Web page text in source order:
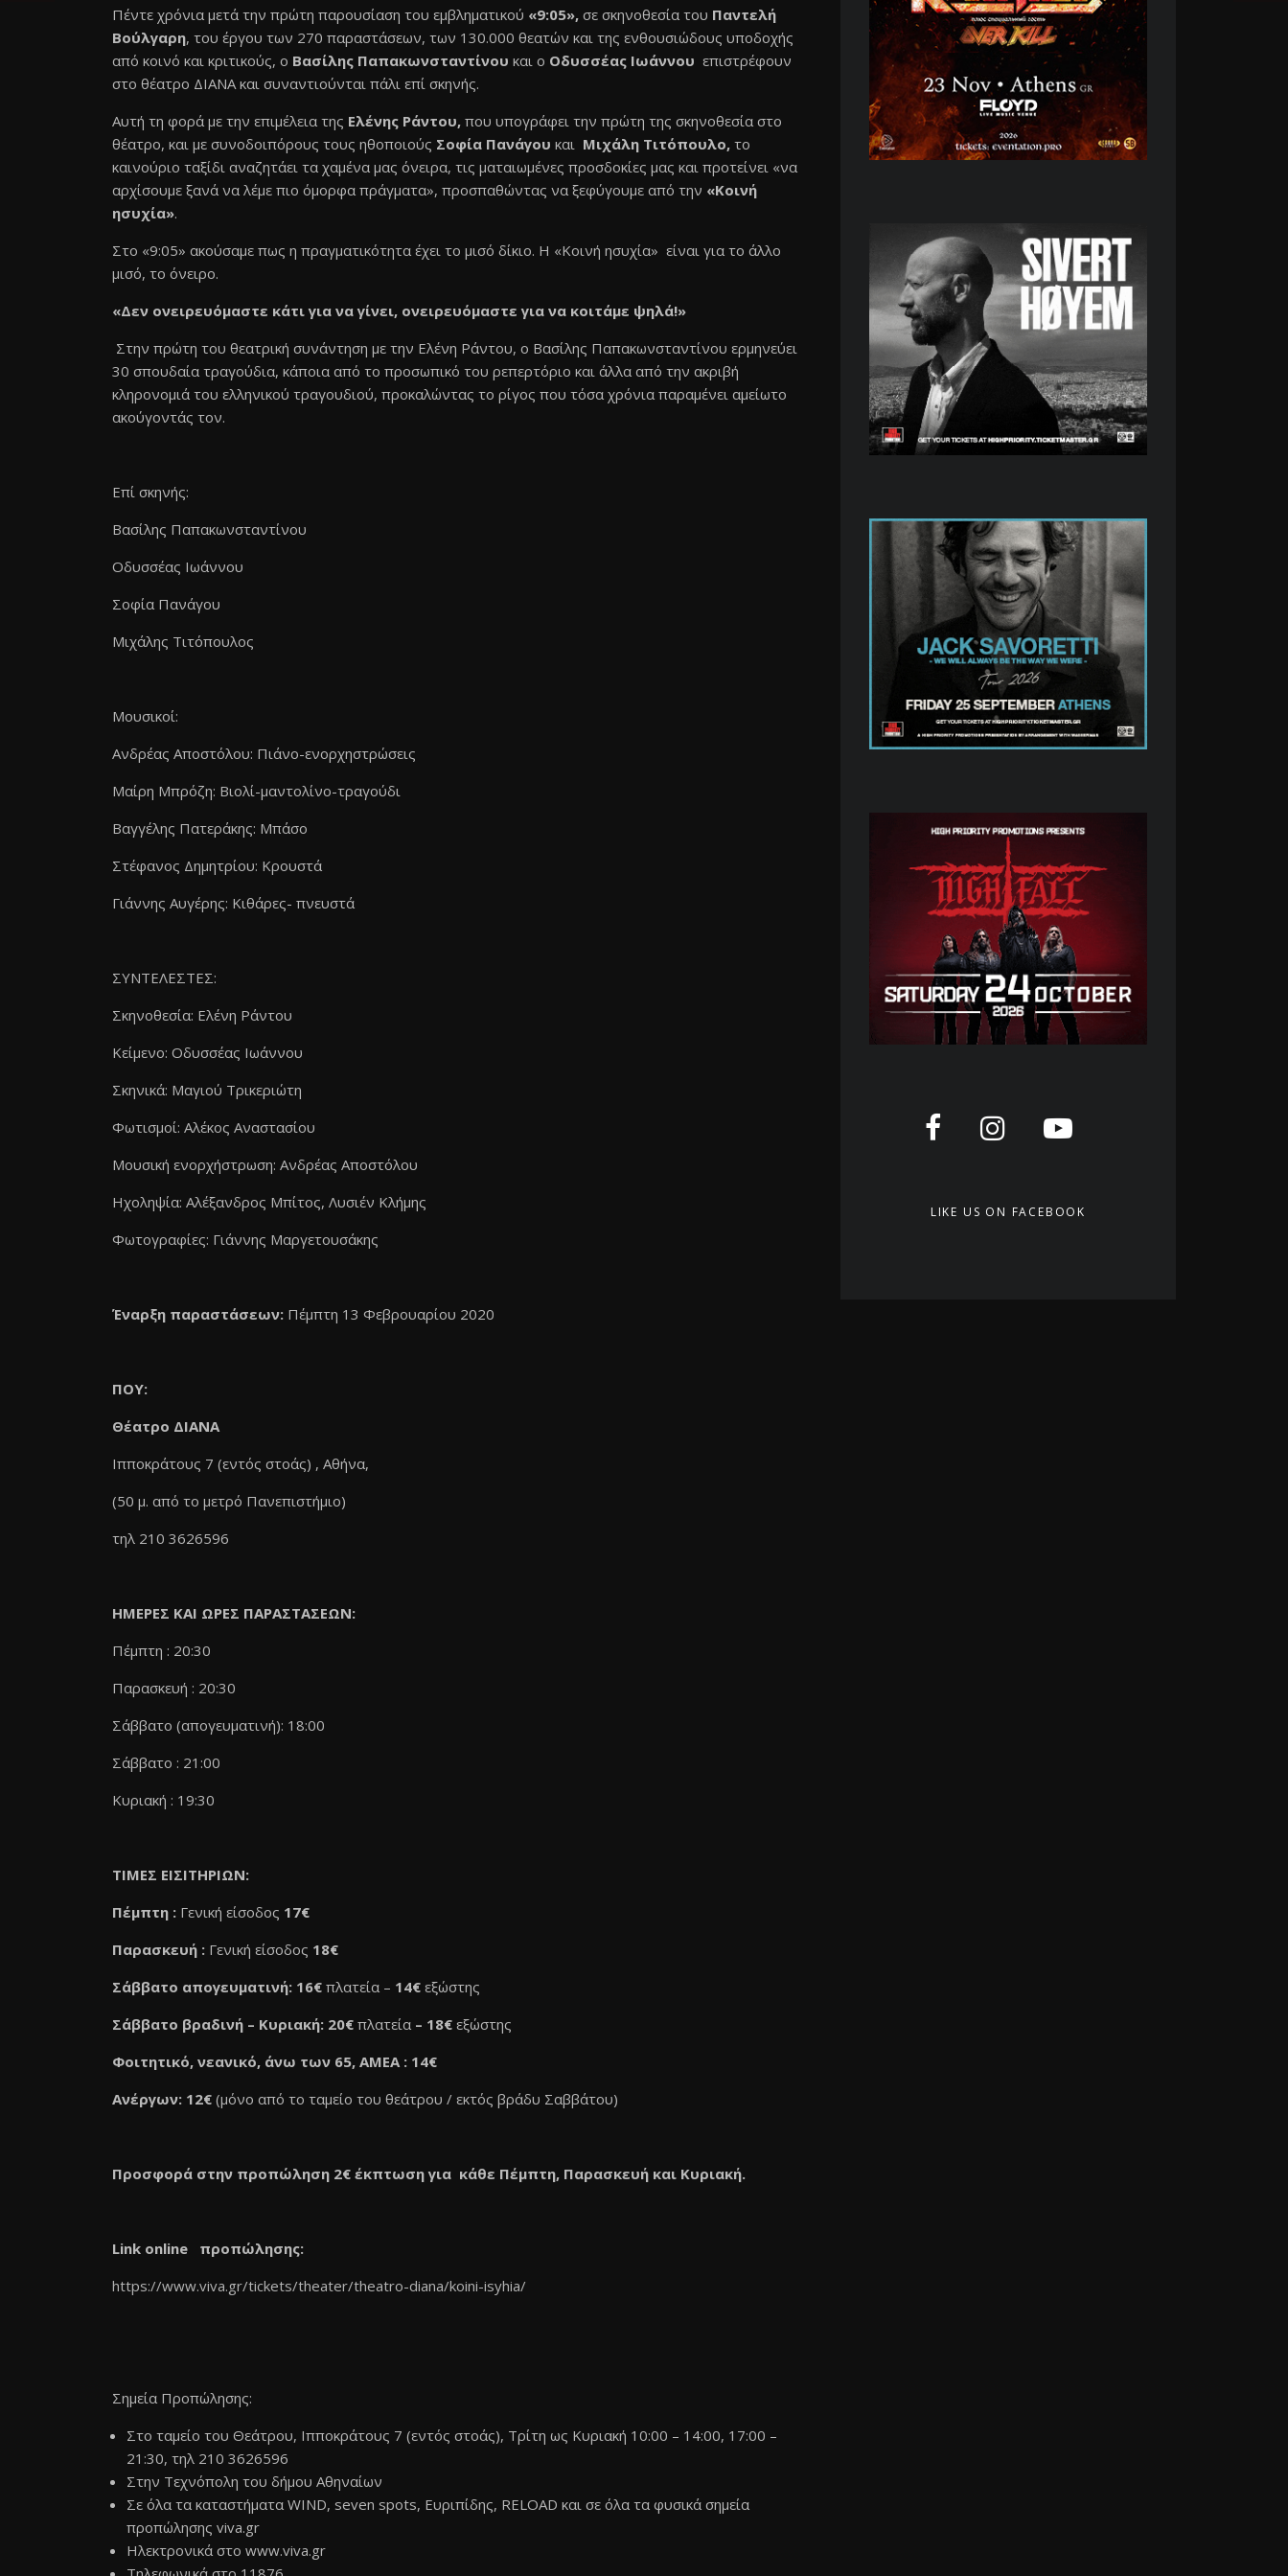
Πέντε χρόνια μετά την πρώτη παρουσίαση του εμβληματικού «9:05», σε σκηνοθεσία του Παντελή
Βούλγαρη, του έργου των 270 παραστάσεων, των 130.000 θεατών και της ενθουσιώδους υποδοχής
από κοινό και κριτικούς, ο Βασίλης Παπακωνσταντίνου και ο Οδυσσέας Ιωάννου επιστρέφουν
στο θέατρο ΔΙΑΝΑ και συναντιούνται πάλι επί σκηνής.
Αυτή τη φορά με την επιμέλεια της Ελένης Ράντου, που υπογράφει την πρώτη της σκηνοθεσία στο
θέατρο, και με συνοδοιπόρους τους ηθοποιούς Σοφία Πανάγου και Μιχάλη Τιτόπουλο, το
καινούριο ταξίδι αναζητάει τα χαμένα μας όνειρα, τις ματαιωμένες προσδοκίες μας και προτείνει «να
αρχίσουμε ξανά να λέμε πιο όμορφα πράγματα», προσπαθώντας να ξεφύγουμε από την «Κοινή
ησυχία».
Στο «9:05» ακούσαμε πως η πραγματικότητα έχει το μισό δίκιο. Η «Κοινή ησυχία» είναι για το άλλο
μισό, το όνειρο.
«Δεν ονειρευόμαστε κάτι για να γίνει, ονειρευόμαστε για να κοιτάμε ψηλά!»
Στην πρώτη του θεατρική συνάντηση με την Ελένη Ράντου, ο Βασίλης Παπακωνσταντίνου ερμηνεύει
30 σπουδαία τραγούδια, κάποια από το προσωπικό του ρεπερτόριο και άλλα από την ακριβή
κληρονομιά του ελληνικού τραγουδιού, προκαλώντας το ρίγος που τόσα χρόνια παραμένει αμείωτο
ακούγοντάς τον.
Επί σκηνής:
Βασίλης Παπακωνσταντίνου
Οδυσσέας Ιωάννου
Σοφία Πανάγου
Μιχάλης Τιτόπουλος
Μουσικοί:
Ανδρέας Αποστόλου: Πιάνο-ενορχηστρώσεις
Μαίρη Μπρόζη: Βιολί-μαντολίνο-τραγούδι
Βαγγέλης Πατεράκης: Μπάσο
Στέφανος Δημητρίου: Κρουστά
Γιάννης Αυγέρης: Κιθάρες- πνευστά
ΣΥΝΤΕΛΕΣΤΕΣ:
Σκηνοθεσία: Ελένη Ράντου
Κείμενο: Οδυσσέας Ιωάννου
Σκηνικά: Μαγιού Τρικεριώτη
Φωτισμοί: Αλέκος Αναστασίου
Μουσική ενορχήστρωση: Ανδρέας Αποστόλου
Ηχοληψία: Αλέξανδρος Μπίτος, Λυσιέν Κλήμης
Φωτογραφίες: Γιάννης Μαργετουσάκης
Έναρξη παραστάσεων: Πέμπτη 13 Φεβρουαρίου 2020
ΠΟΥ:
Θέατρο ΔΙΑΝΑ
Ιπποκράτους 7 (εντός στοάς) , Αθήνα,
(50 μ. από το μετρό Πανεπιστήμιο)
τηλ 210 3626596
ΗΜΕΡΕΣ ΚΑΙ ΩΡΕΣ ΠΑΡΑΣΤΑΣΕΩΝ:
Πέμπτη : 20:30
Παρασκευή : 20:30
Σάββατο (απογευματινή): 18:00
Σάββατο : 21:00
Κυριακή : 19:30
ΤΙΜΕΣ ΕΙΣΙΤΗΡΙΩΝ:
Πέμπτη : Γενική είσοδος 17€
Παρασκευή : Γενική είσοδος 18€
Σάββατο απογευματινή: 16€ πλατεία – 14€ εξώστης
Σάββατο βραδινή – Κυριακή: 20€ πλατεία – 18€ εξώστης
Φοιτητικό, νεανικό, άνω των 65, ΑΜΕΑ : 14€
Ανέργων: 12€ (μόνο από το ταμείο του θεάτρου / εκτός βράδυ Σαββάτου)
Προσφορά στην προπώληση 2€ έκπτωση για κάθε Πέμπτη, Παρασκευή και Κυριακή.
Link online προπώλησης:
https://www.viva.gr/tickets/theater/theatro-diana/koini-isyhia/
Σημεία Προπώλησης:
Στο ταμείο του Θεάτρου, Ιπποκράτους 7 (εντός στοάς), Τρίτη ως Κυριακή 10:00 – 14:00, 17:00 –
21:30, τηλ 210 3626596
Στην Τεχνόπολη του δήμου Αθηναίων
Σε όλα τα καταστήματα WIND, seven spots, Ευριπίδης, RELOAD και σε όλα τα φυσικά σημεία
προπώλησης viva.gr
Ηλεκτρονικά στο www.viva.gr
LIKE US ON FACEBOOK